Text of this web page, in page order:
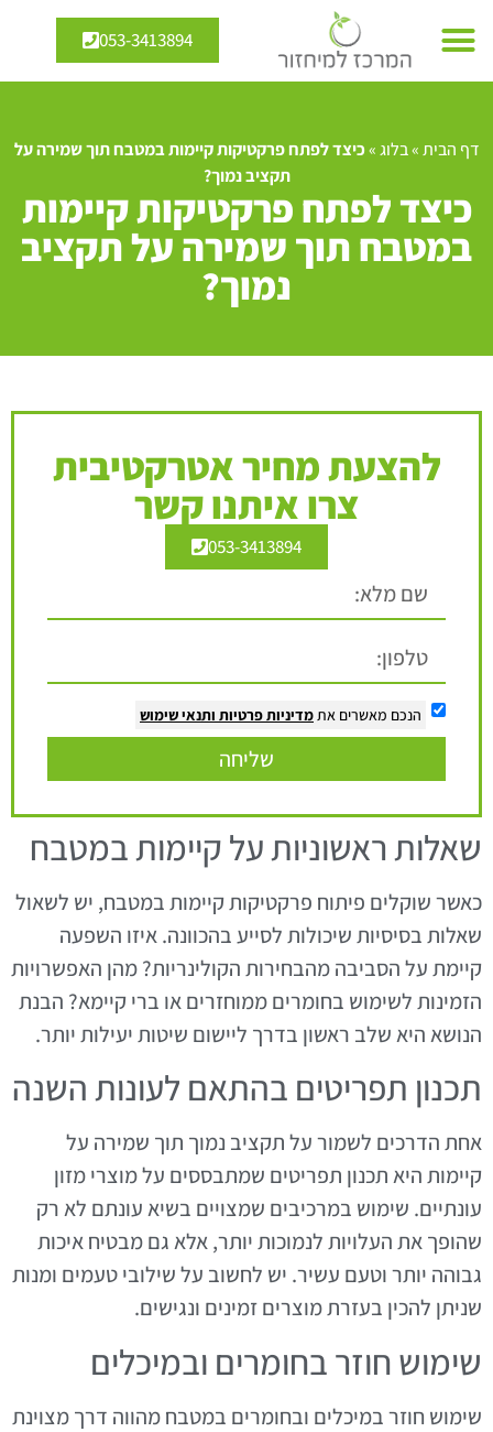
053-3413894
דף הבית»בלוג»כיצד לפתח פרקטיקות קיימות במטבח תוך שמירה על
תקציב נמוך?
כיצד לפתח פרקטיקות קיימות
במטבח תוך שמירה על תקציב
נמוך?
להצעת מחיר אטרקטיבית
צרו איתנו קשר
053-3413894
הנכם מאשרים את מדיניות פרטיות ותנאי שימוש
שליחה
שאלות ראשוניות על קיימות במטבח
כאשר שוקלים פיתוח פרקטיקות קיימות במטבח, יש לשאול
שאלות בסיסיות שיכולות לסייע בהכוונה. איזו השפעה
קיימת על הסביבה מהבחירות הקולינריות? מהן האפשרויות
הזמינות לשימוש בחומרים ממוחזרים או ברי קיימא? הבנת
הנושא היא שלב ראשון בדרך ליישום שיטות יעילות יותר.
תכנון תפריטים בהתאם לעונות השנה
אחת הדרכים לשמור על תקציב נמוך תוך שמירה על
קיימות היא תכנון תפריטים שמתבססים על מוצרי מזון
עונתיים. שימוש במרכיבים שמצויים בשיא עונתם לא רק
שהופך את העלויות לנמוכות יותר, אלא גם מבטיח איכות
גבוהה יותר וטעם עשיר. יש לחשוב על שילובי טעמים ומנות
שניתן להכין בעזרת מוצרים זמינים ונגישים.
שימוש חוזר בחומרים ובמיכלים
שימוש חוזר במיכלים ובחומרים במטבח מהווה דרך מצוינת